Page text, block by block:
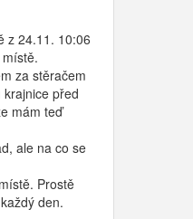
z 24.11. 10:06
za stěračem
před
mám teď
ale na co se
Prostě
den.